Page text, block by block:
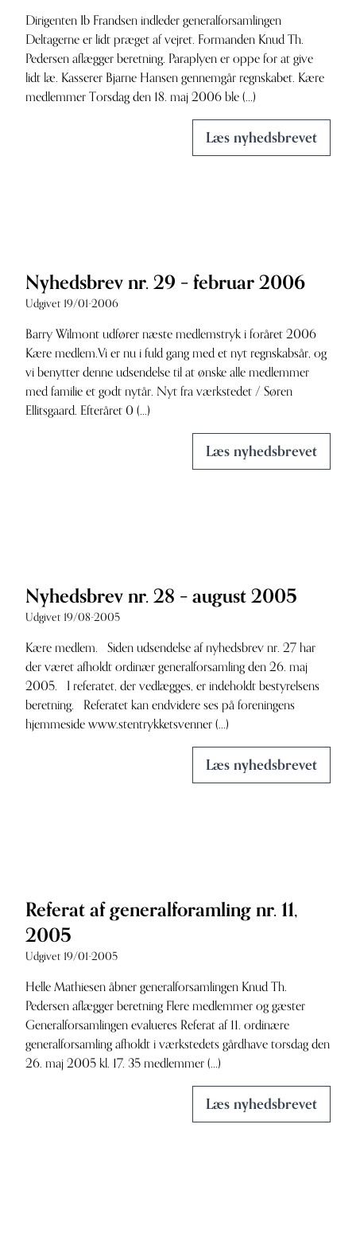
Dirigenten Ib Frandsen indleder generalforsamlingen
Deltagerne er lidt præget af vejret. Formanden Knud Th.
Pedersen aflægger beretning. Paraplyen er oppe for at give
lidt læ. Kasserer Bjarne Hansen gennemgår regnskabet. Kære
medlemmer Torsdag den 18. maj 2006 ble (...)
Læs nyhedsbrevet
Nyhedsbrev nr. 29 – februar 2006
Udgivet 19/01-2006
Barry Wilmont udfører næste medlemstryk i foråret 2006
Kære medlem.Vi er nu i fuld gang med et nyt regnskabsår, og
vi benytter denne udsendelse til at ønske alle medlemmer
med familie et godt nytår. Nyt fra værkstedet / Søren
Ellitsgaard. Efteråret 0 (...)
Læs nyhedsbrevet
Nyhedsbrev nr. 28 – august 2005
Udgivet 19/08-2005
Kære medlem. Siden udsendelse af nyhedsbrev nr. 27 har
der været afholdt ordinær generalforsamling den 26. maj
2005. I referatet, der vedlægges, er indeholdt bestyrelsens
beretning. Referatet kan endvidere ses på foreningens
hjemmeside www.stentrykketsvenner (...)
Læs nyhedsbrevet
Referat af generalforamling nr. 11,
2005
Udgivet 19/01-2005
Helle Mathiesen åbner generalforsamlingen Knud Th.
Pedersen aflægger beretning Flere medlemmer og gæster
Generalforsamlingen evalueres Referat af 11. ordinære
generalforsamling afholdt i værkstedets gårdhave torsdag den
26. maj 2005 kl. 17. 35 medlemmer (...)
Læs nyhedsbrevet